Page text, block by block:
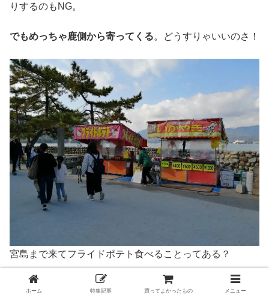
りするのもNG。
でもめっちゃ鹿側から寄ってくる。どうすりゃいいのさ！
宮島まで来てフライドポテト食べることってある？
ホーム 特集記事 買ってよかったもの メニュー